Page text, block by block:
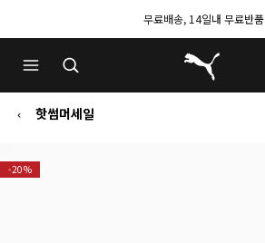
무료배송, 14일내 무료반품
푸마 홈
핫썸머세일
-20%